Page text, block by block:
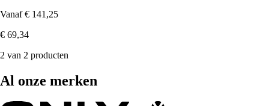
Vanaf € 141,25
€ 69,34
2 van 2 producten
Al onze merken